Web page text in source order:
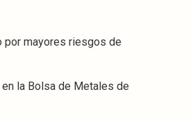
por mayores riesgos de
en la Bolsa de Metales de